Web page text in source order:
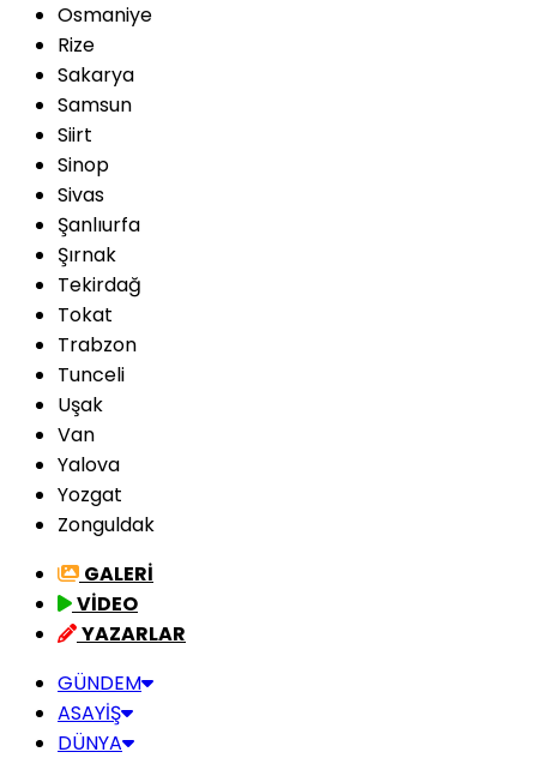
Osmaniye
Rize
Sakarya
Samsun
Siirt
Sinop
Sivas
Şanlıurfa
Şırnak
Tekirdağ
Tokat
Trabzon
Tunceli
Uşak
Van
Yalova
Yozgat
Zonguldak
GALERİ
VİDEO
YAZARLAR
GÜNDEM
ASAYİŞ
DÜNYA